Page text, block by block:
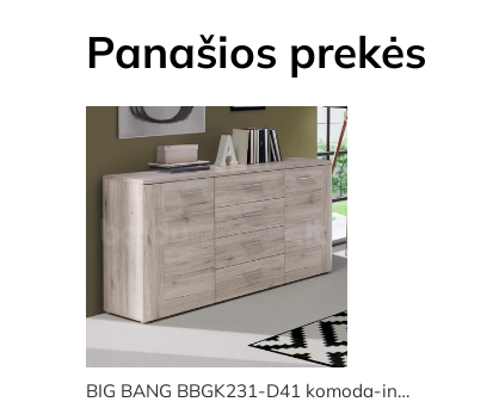
Panašios prekės
BIG BANG BBGK231-D41 komoda-in…